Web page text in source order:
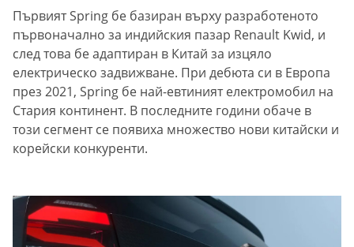
Първият Spring бе базиран върху разработеното
първоначално за индийския пазар Renault Kwid, и
след това бе адаптиран в Китай за изцяло
електрическо задвижване. При дебюта си в Европа
през 2021, Spring бе най-евтиният електромобил на
Стария континент. В последните години обаче в
този сегмент се появиха множество нови китайски и
корейски конкуренти.